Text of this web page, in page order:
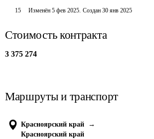
15 Изменён5 фев 2025. Создан 30 янв 2025
Стоимость контракта
3 375 274
Маршруты и транспорт
Красноярский край
→
Красноярский край